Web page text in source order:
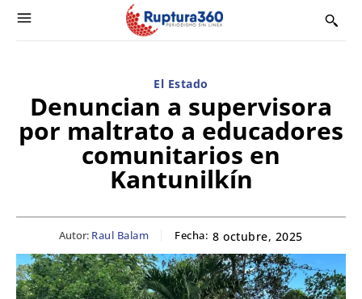
El Estado
Denuncian a supervisora
por maltrato a educadores
comunitarios en
Kantunilkín
Autor: Raul Balam Fecha: 8 octubre, 2025